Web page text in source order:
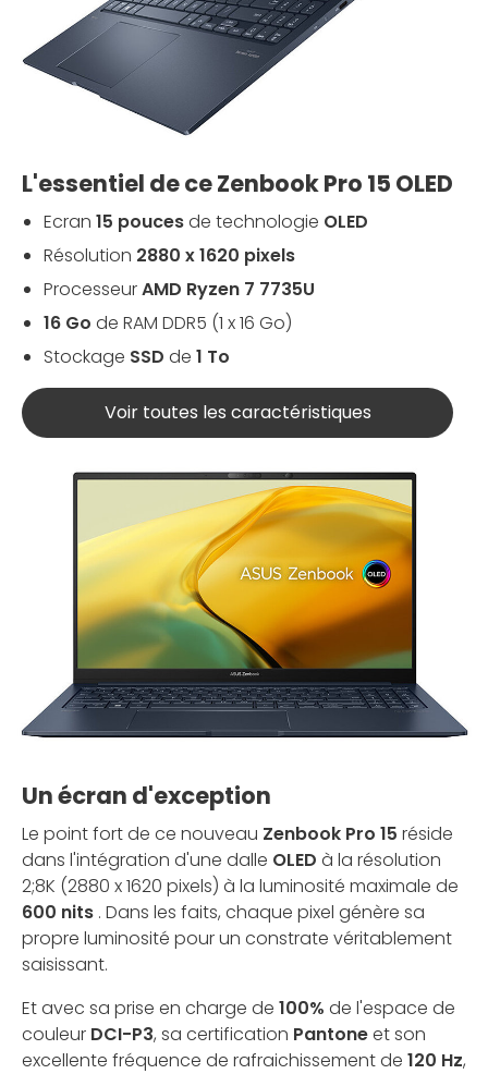
L'essentiel de ce Zenbook Pro 15 OLED
Ecran 15 poucesde technologie OLED
Résolution 2880 x 1620 pixels
ProcesseurAMD Ryzen 7 7735U
16 Go de RAM DDR5 (1 x 16 Go)
Stockage SSD de 1 To
Voir toutes les caractéristiques
Un écran d'exception
Le point fort de ce nouveau Zenbook Pro 15 réside
dans l'intégration d'une dalle OLED à la résolution
2;8K (2880 x 1620 pixels) à la luminosité maximale de
600 nits . Dans les faits, chaque pixel génère sa
propre luminosité pour un constrate véritablement
saisissant.
Et avec sa prise en charge de 100% de l'espace de
couleur DCI-P3, sa certification Pantoneet son
excellente fréquence de rafraichissement de 120 Hz,